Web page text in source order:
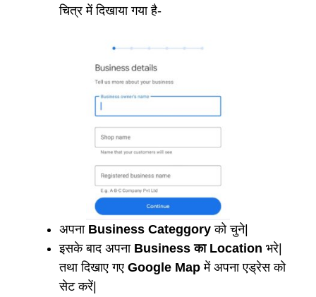
चित्र में दिखाया गया है-
अपना Business Categgory को चुने|
इसके बाद अपना Business का Location भरे|
तथा दिखाए गए Google Map में अपना एड्रेस को
सेट करें|